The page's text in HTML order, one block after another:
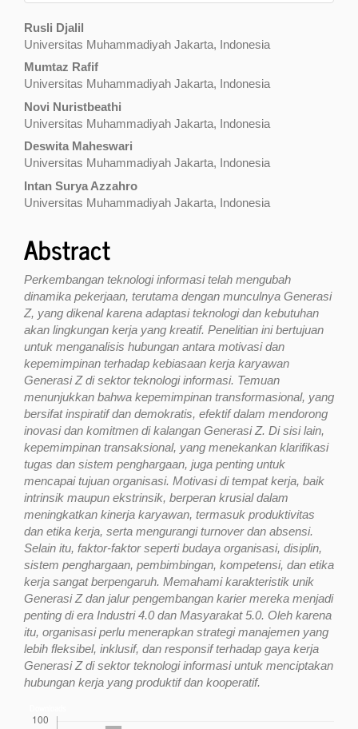
Main
Article
Content
Rusli Djalil
Universitas Muhammadiyah Jakarta, Indonesia
Mumtaz Rafif
Universitas Muhammadiyah Jakarta, Indonesia
Novi Nuristbeathi
Universitas Muhammadiyah Jakarta, Indonesia
Deswita Maheswari
Universitas Muhammadiyah Jakarta, Indonesia
Intan Surya Azzahro
Universitas Muhammadiyah Jakarta, Indonesia
Abstract
Perkembangan teknologi informasi telah mengubah
dinamika pekerjaan, terutama dengan munculnya Generasi
Z, yang dikenal karena adaptasi teknologi dan kebutuhan
akan lingkungan kerja yang kreatif. Penelitian ini bertujuan
untuk menganalisis hubungan antara motivasi dan
kepemimpinan terhadap kebiasaan kerja karyawan
Generasi Z di sektor teknologi informasi. Temuan
menunjukkan bahwa kepemimpinan transformasional, yang
bersifat inspiratif dan demokratis, efektif dalam mendorong
inovasi dan komitmen di kalangan Generasi Z. Di sisi lain,
kepemimpinan transaksional, yang menekankan klarifikasi
tugas dan sistem penghargaan, juga penting untuk
mencapai tujuan organisasi. Motivasi di tempat kerja, baik
intrinsik maupun ekstrinsik, berperan krusial dalam
meningkatkan kinerja karyawan, termasuk produktivitas
dan etika kerja, serta mengurangi turnover dan absensi.
Selain itu, faktor-faktor seperti budaya organisasi, disiplin,
sistem penghargaan, pembimbingan, kompetensi, dan etika
kerja sangat berpengaruh. Memahami karakteristik unik
Generasi Z dan jalur pengembangan karier mereka menjadi
penting di era Industri 4.0 dan Masyarakat 5.0. Oleh karena
itu, organisasi perlu menerapkan strategi manajemen yang
lebih fleksibel, inklusif, dan responsif terhadap gaya kerja
Generasi Z di sektor teknologi informasi untuk menciptakan
hubungan kerja yang produktif dan kooperatif.